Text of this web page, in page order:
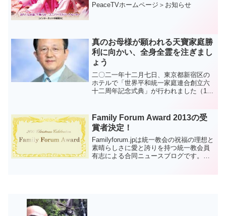
PeaceTVホームページ＞お知らせ
真のお母様が願われる天寶家庭勝
利に向かい、全身全霊を注ぎまし
ょう
二〇二一年十二月七日、東京都新宿区の
ホテルで「世界平和統一家庭連合創立六
十二周年記念式典」が行われました（18
大陸会長は、摂理の進展を急がれる真の
お母様のごようすを証し...
Family Forum Award 2013の受
賞者決定！
Familyforum.jpは統一教会の祝福の理想と
素晴らしさに愛と誇りを持つ統一教会員
有志による合同ニュースブログです。文